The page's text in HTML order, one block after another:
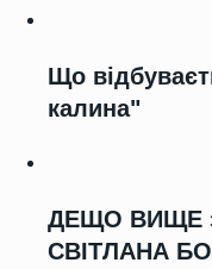
Що
калина"
ДЕЩО ВИЩЕ
СВІТЛАНА